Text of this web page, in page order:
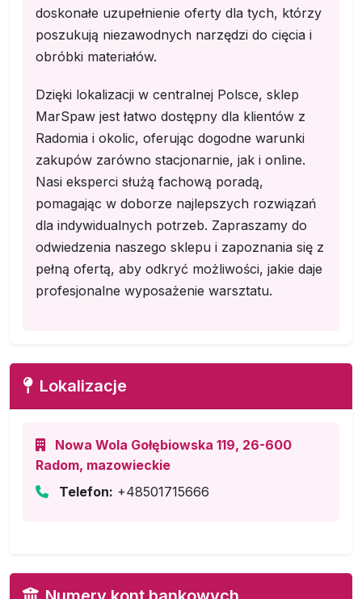
doskonałe uzupełnienie oferty dla tych, którzy
poszukują niezawodnych narzędzi do cięcia i
obróbki materiałów.
Dzięki lokalizacji w centralnej Polsce, sklep
MarSpaw jest łatwo dostępny dla klientów z
Radomia i okolic, oferując dogodne warunki
zakupów zarówno stacjonarnie, jak i online.
Nasi eksperci służą fachową poradą,
pomagając w doborze najlepszych rozwiązań
dla indywidualnych potrzeb. Zapraszamy do
odwiedzenia naszego sklepu i zapoznania się z
pełną ofertą, aby odkryć możliwości, jakie daje
profesjonalne wyposażenie warsztatu.
Lokalizacje
Nowa Wola Gołębiowska 119, 26-600
Radom, mazowieckie
Telefon: +48501715666